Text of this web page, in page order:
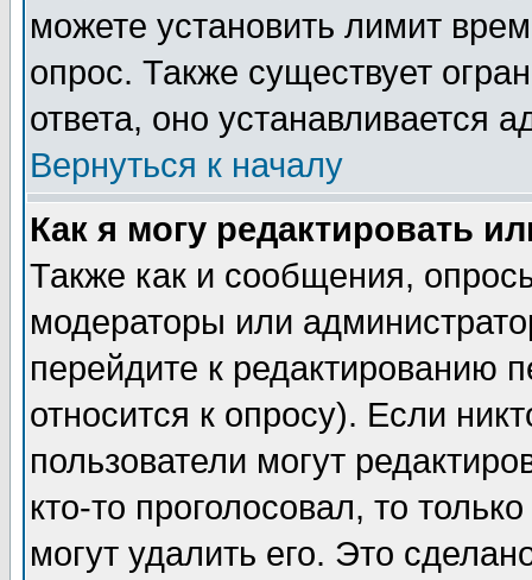
можете установить лимит
опрос. Также существует
ответа, оно устанавливается
Вернуться к началу
Как я могу редактировать
Также как и сообщения,
модераторы или
перейдите к редактированию
относится к опросу). Если
пользователи могут
кто-то проголосовал, то
могут удалить его. Это